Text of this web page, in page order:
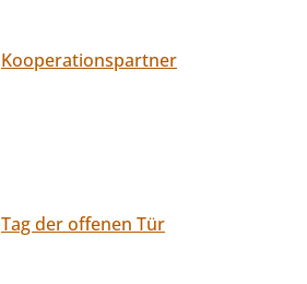
Kooperationspartner
Tag der offenen Tür